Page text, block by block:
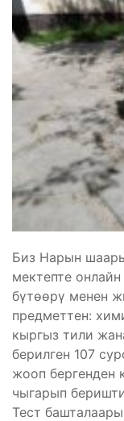
Биз Нарын
мектепте
бүтөөрү менен
предметтен:
кыргыз тили
берилген 107
жооп
чыгарып
Тест